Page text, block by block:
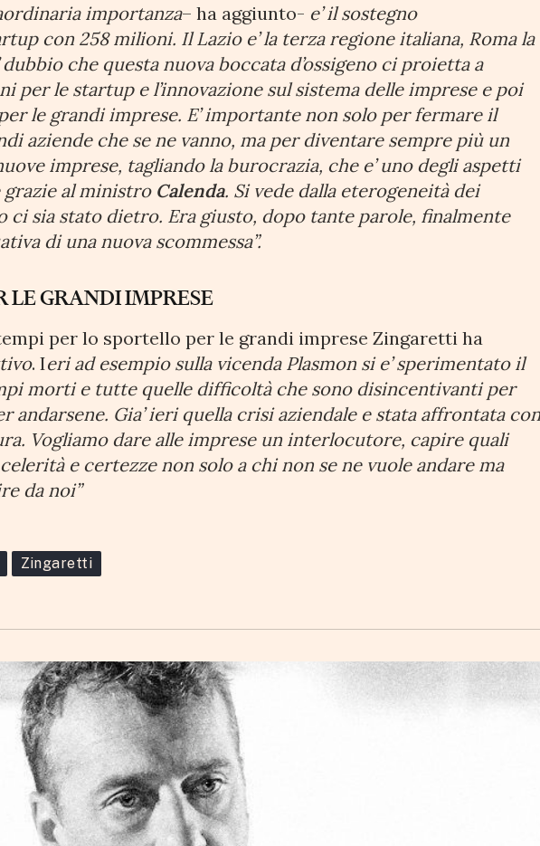
importanza– ha aggiunto- e’ il sostegno
con 258 milioni. Il Lazio e’ la terza regione italiana, Roma la
dubbio che questa nuova boccata d’ossigeno ci proietta a
per le startup e l’innovazione sul sistema delle imprese e poi
le grandi imprese. E’ importante non solo per fermare il
aziende che se ne vanno, ma per diventare sempre più un
imprese, tagliando la burocrazia, che e’ uno degli aspetti
al ministro Calenda. Si vede dalla eterogeneità dei
ci sia stato dietro. Era giusto, dopo tante parole, finalmente
di una nuova scommessa”.
LE GRANDI IMPRESE
per lo sportello per le grandi imprese Zingaretti ha
. Ieri ad esempio sulla vicenda Plasmon si e’ sperimentato il
morti e tutte quelle difficoltà che sono disincentivanti per
andarsene. Gia’ ieri quella crisi aziendale e stata affrontata
Vogliamo dare alle imprese un interlocutore, capire quali
e certezze non solo a chi non se ne vuole andare ma
da noi”
Zingaretti